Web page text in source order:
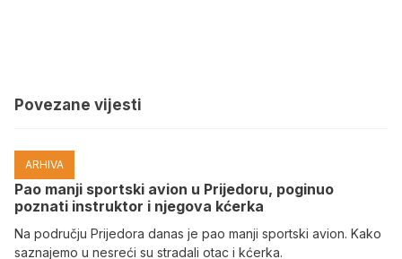
Povezane vijesti
ARHIVA
Pao manji sportski avion u Prijedoru, poginuo
poznati instruktor i njegova kćerka
Na području Prijedora danas je pao manji sportski avion. Kako
saznajemo u nesreći su stradali otac i kćerka.